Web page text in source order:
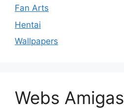
Fan Arts
Hentai
Wallpapers
Webs Amigas